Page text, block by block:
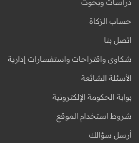
حساب الزكاة
اتصل بنا
شكاوى واقتراحات واستفسارات إدارية
الأسئلة الشائعة
بوابة الحكومة الإلكترونية
شروط استخدام الموقع
أرسل سؤالك